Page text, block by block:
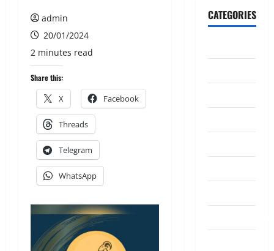
admin
20/01/2024
2 minutes read
Share this:
X Facebook
Threads
Telegram
WhatsApp
CATEGORIES